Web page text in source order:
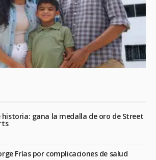
historia: gana la medalla de oro de Street
Frías por complicaciones de salud